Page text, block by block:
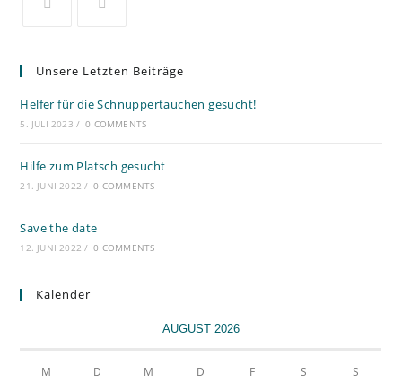
Unsere Letzten Beiträge
Helfer für die Schnuppertauchen gesucht!
5. JULI 2023 / 0 COMMENTS
Hilfe zum Platsch gesucht
21. JUNI 2022 / 0 COMMENTS
Save the date
12. JUNI 2022 / 0 COMMENTS
Kalender
AUGUST 2026
M D M D F S S